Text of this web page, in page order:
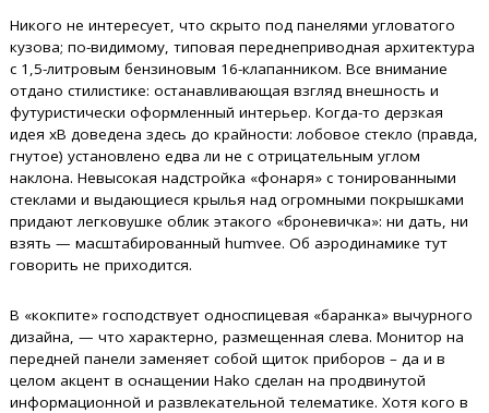
Никого не интересует, что скрыто под панелями угловатого
кузова; по-видимому, типовая переднеприводная архитектура
с 1,5-литровым бензиновым 16-клапанником. Все внимание
отдано стилистике: останавливающая взгляд внешность и
футуристически оформленный интерьер. Когда-то дерзкая
идея xB доведена здесь до крайности: лобовое стекло (правда,
гнутое) установлено едва ли не с отрицательным углом
наклона. Невысокая надстройка «фонаря» с тонированными
стеклами и выдающиеся крылья над огромными покрышками
придают легковушке облик этакого «броневичка»: ни дать, ни
взять — масштабированный humvee. Об аэродинамике тут
говорить не приходится.
В «кокпите» господствует односпицевая «баранка» вычурного
дизайна, — что характерно, размещенная слева. Монитор на
передней панели заменяет собой щиток приборов – да и в
целом акцент в оснащении Hako сделан на продвинутой
информационной и развлекательной телематике. Хотя кого в